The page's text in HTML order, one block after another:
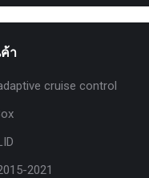
า
cruise control
2021